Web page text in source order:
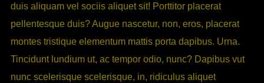
duis aliquam vel sociis aliquet sit! Porttitor placerat
pellentesque duis? Augue nascetur, non, eros, placerat
montes tristique elementum mattis porta dapibus. Urna.
Tincidunt lundium ut, ac tempor odio, nunc? Dapibus vut
nunc scelerisque scelerisque, in, ridiculus aliquet